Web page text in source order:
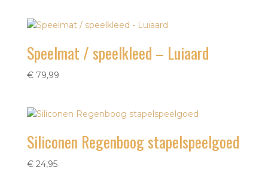
Speelmat / speelkleed – Luiaard
€79,99
Siliconen Regenboog stapelspeelgoed
€24,95